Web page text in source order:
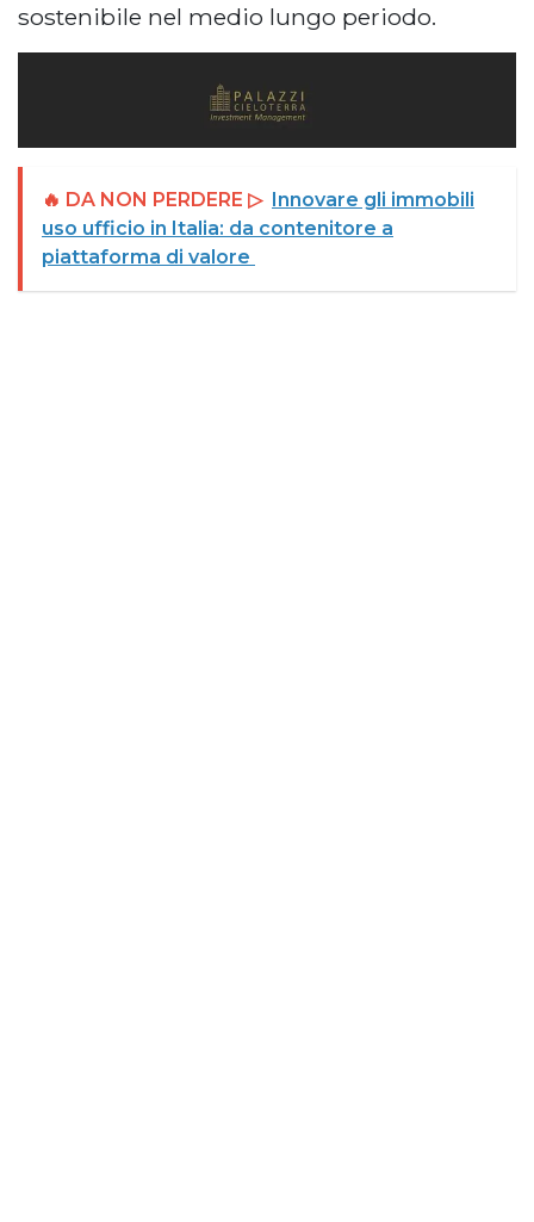
sostenibile nel medio lungo periodo.
🔥 DA NON PERDERE ▷
Innovare gli immobili
uso ufficio in Italia: da contenitore a
piattaforma di valore